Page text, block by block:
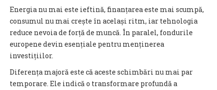
Energia nu mai este ieftină, finanțarea este mai scumpă,
consumul nu mai crește în același ritm, iar tehnologia
reduce nevoia de forță de muncă. În paralel, fondurile
europene devin esențiale pentru menținerea
investițiilor.
Diferența majoră este că aceste schimbări nu mai par
temporare. Ele indică o transformare profundă a